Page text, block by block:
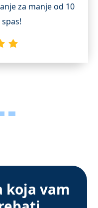
za manje od 10
koja vam